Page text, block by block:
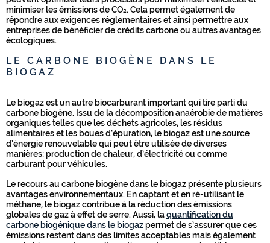
minimiser les émissions de CO₂. Cela permet également de
répondre aux exigences réglementaires et ainsi permettre aux
entreprises de bénéficier de crédits carbone ou autres avantages
écologiques.
LE CARBONE BIOGÈNE DANS LE
BIOGAZ
Le biogaz est un autre biocarburant important qui tire parti du
carbone biogène. Issu de la décomposition anaérobie de matières
organiques telles que les déchets agricoles, les résidus
alimentaires et les boues d’épuration, le biogaz est une source
d’énergie renouvelable qui peut être utilisée de diverses
manières: production de chaleur, d’électricité ou comme
carburant pour véhicules.
Le recours au carbone biogène dans le biogaz présente plusieurs
avantages environnementaux. En captant et en ré-utilisant le
méthane, le biogaz contribue à la réduction des émissions
globales de gaz à effet de serre. Aussi, laquantification du
carbone biogénique dans le biogazpermet de s’assurer que ces
émissions restent dans des limites acceptables mais également